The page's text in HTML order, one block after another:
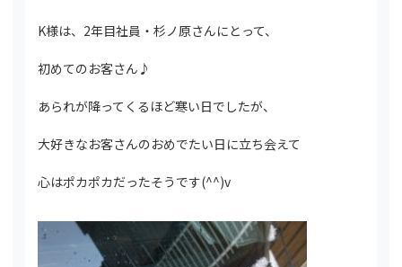
K様は、2年目社員・杉ノ原さんにとって、
初めてのお客さん♪
あられが降ってくるほど寒い日でしたが、
大好きなお客さんのおめでたい日に立ち会えて
心はポカポカだったそうです(^^)v